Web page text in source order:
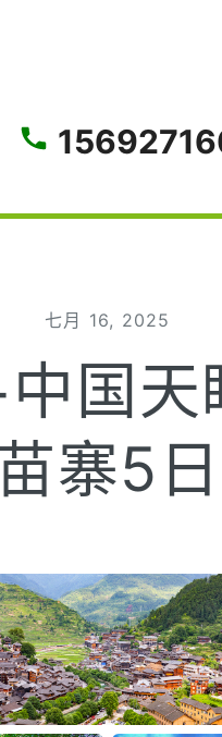
七月 16, 2025
国
寨5